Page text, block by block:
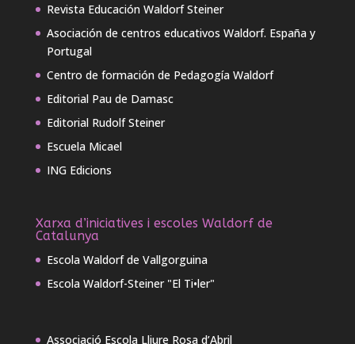
Revista Educación Waldorf Steiner
Asociación de centros educativos Waldorf. España y
Portugal
Centro de formación de Pedagogía Waldorf
Editorial Pau de Damasc
Editorial Rudolf Steiner
Escuela Micael
ING Edicions
Xarxa d’iniciatives i escoles Waldorf de
Catalunya
Escola Waldorf de Vallgorguina
Escola Waldorf-Steiner "El Ti•ler"
Associació Escola Lliure Rosa d’Abril